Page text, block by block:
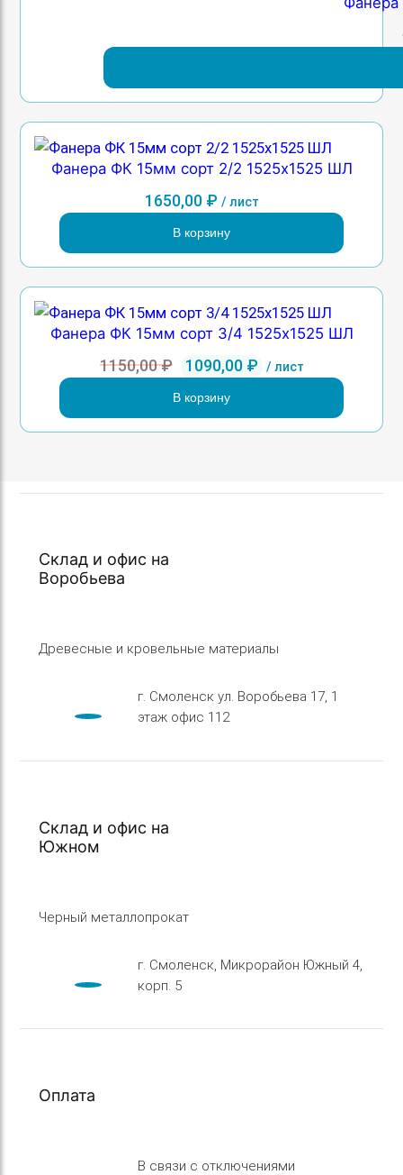
Фанера ФК 15мм сорт 2/2 1525х1525 ШЛ
1650,00 ₽ / лист
В корзину
Фанера ФК 15мм сорт 3/4 1525х1525 ШЛ
1150,00₽
Первоначальная
цена
составляла
1150,00 ₽.
1090,00 ₽
Текущая
цена:
/ лист
В корзину
Склад и офис на
Воробьева
Древесные и кровельные материалы
г. Смоленск ул. Воробьева 17, 1
этаж офис 112
Склад и офис на
Южном
Черный металлопрокат
г. Смоленск, Микрорайон Южный 4,
корп. 5
Оплата
В связи с отключениями